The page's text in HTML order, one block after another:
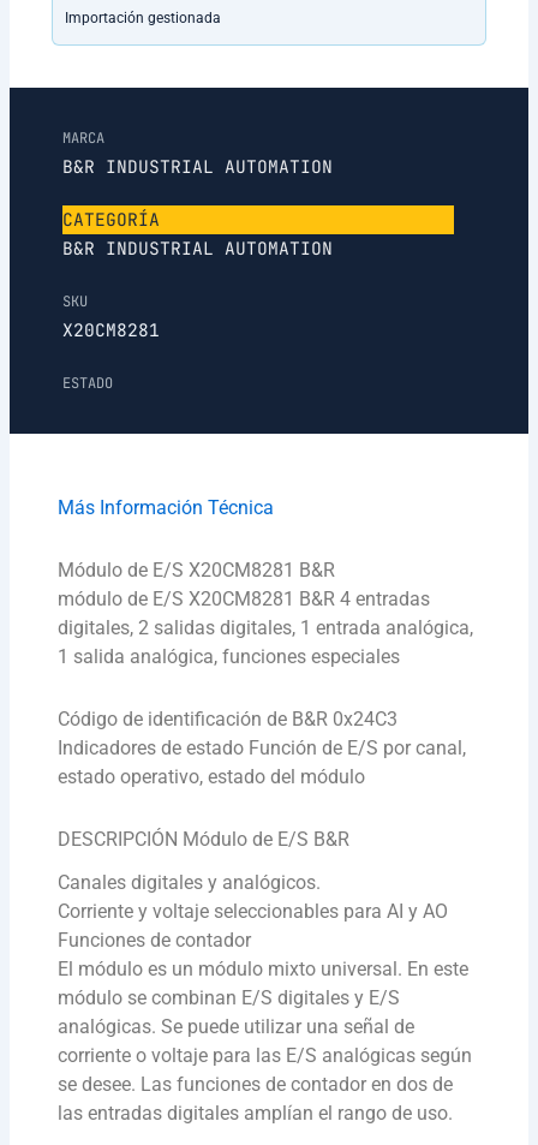
Importación gestionada
MARCA
B&R INDUSTRIAL AUTOMATION
CATEGORÍA
B&R INDUSTRIAL AUTOMATION
SKU
X20CM8281
ESTADO
Más Información Técnica
Módulo de E/S X20CM8281 B&R
módulo de E/S X20CM8281 B&R 4 entradas
digitales, 2 salidas digitales, 1 entrada analógica,
1 salida analógica, funciones especiales
Código de identificación de B&R 0x24C3
Indicadores de estado Función de E/S por canal,
estado operativo, estado del módulo
DESCRIPCIÓN Módulo de E/S B&R
Canales digitales y analógicos.
Corriente y voltaje seleccionables para AI y AO
Funciones de contador
El módulo es un módulo mixto universal. En este
módulo se combinan E/S digitales y E/S
analógicas. Se puede utilizar una señal de
corriente o voltaje para las E/S analógicas según
se desee. Las funciones de contador en dos de
las entradas digitales amplían el rango de uso.